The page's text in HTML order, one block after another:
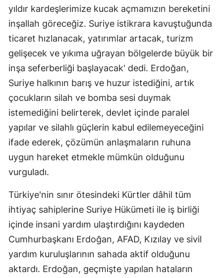
yıldır kardeşlerimize kucak açmamızın bereketini
inşallah göreceğiz. Suriye istikrara kavuştuğunda
ticaret hızlanacak, yatırımlar artacak, turizm
gelişecek ve yıkıma uğrayan bölgelerde büyük bir
inşa seferberliği başlayacak' dedi. Erdoğan,
Suriye halkının barış ve huzur istediğini, artık
çocukların silah ve bomba sesi duymak
istemediğini belirterek, devlet içinde paralel
yapılar ve silahlı güçlerin kabul edilemeyeceğini
ifade ederek, çözümün anlaşmaların ruhuna
uygun hareket etmekle mümkün olduğunu
vurguladı.
Türkiye'nin sınır ötesindeki Kürtler dâhil tüm
ihtiyaç sahiplerine Suriye Hükümeti ile iş birliği
içinde insani yardım ulaştırdığını kaydeden
Cumhurbaşkanı Erdoğan, AFAD, Kızılay ve sivil
yardım kuruluşlarının sahada aktif olduğunu
aktardı. Erdoğan, geçmişte yapılan hataların